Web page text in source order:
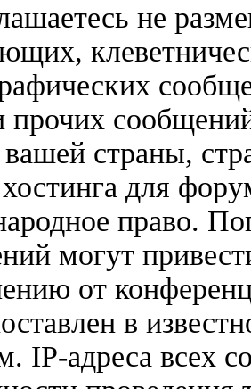
не
прочих
страны,
для
право.
могут
от
в
IP-адреса всех